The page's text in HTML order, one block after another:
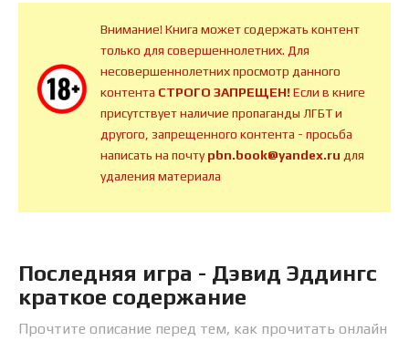
Внимание! Книга может содержать контент
только для совершеннолетних. Для
несовершеннолетних просмотр данного
контента СТРОГО ЗАПРЕЩЕН!Если в книге
присутствует наличие пропаганды ЛГБТ и
другого, запрещенного контента - просьба
написать на почтуpbn.book@yandex.ru для
удаления материала
Последняя игра - Дэвид Эддингс
краткое содержание
Прочтите описание перед тем, как прочитать онлайн